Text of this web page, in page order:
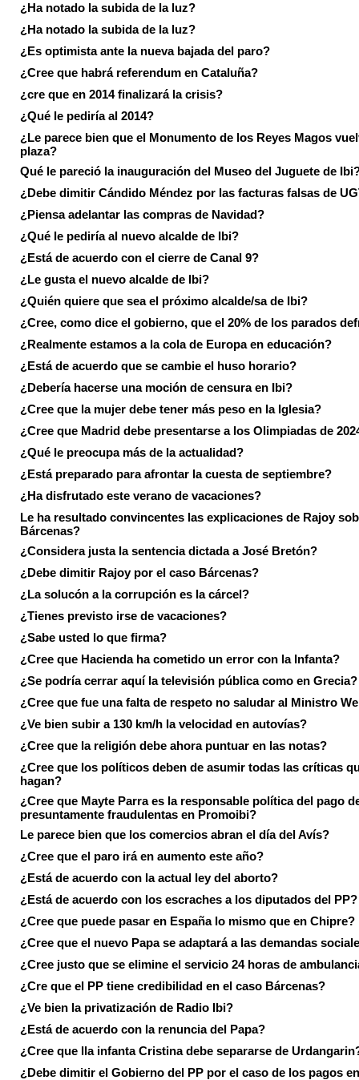
¿Ha notado la subida de la luz?
¿Ha notado la subida de la luz?
¿Es optimista ante la nueva bajada del paro?
¿Cree que habrá referendum en Cataluña?
¿cre que en 2014 finalizará la crisis?
¿Qué le pediría al 2014?
¿Le parece bien que el Monumento de los Reyes Magos
plaza?
Qué le pareció la inauguración del Museo del Juguete de
¿Debe dimitir Cándido Méndez por las facturas falsas de
¿Piensa adelantar las compras de Navidad?
¿Qué le pediría al nuevo alcalde de Ibi?
¿Está de acuerdo con el cierre de Canal 9?
¿Le gusta el nuevo alcalde de Ibi?
¿Quién quiere que sea el próximo alcalde/sa de Ibi?
¿Cree, como dice el gobierno, que el 20% de los parados
¿Realmente estamos a la cola de Europa en educación?
¿Está de acuerdo que se cambie el huso horario?
¿Debería hacerse una moción de censura en Ibi?
¿Cree que la mujer debe tener más peso en la Iglesia?
¿Cree que Madrid debe presentarse a los Olimpiadas de
¿Qué le preocupa más de la actualidad?
¿Está preparado para afrontar la cuesta de septiembre?
¿Ha disfrutado este verano de vacaciones?
Le ha resultado convincentes las explicaciones de Rajoy
Bárcenas?
¿Considera justa la sentencia dictada a José Bretón?
¿Debe dimitir Rajoy por el caso Bárcenas?
¿La solucón a la corrupción es la cárcel?
¿Tienes previsto irse de vacaciones?
¿Sabe usted lo que firma?
¿Cree que Hacienda ha cometido un error con la Infanta?
¿Se podría cerrar aquí la televisión pública como en Grecia?
¿Cree que fue una falta de respeto no saludar al Ministro
¿Ve bien subir a 130 km/h la velocidad en autovías?
¿Cree que la religión debe ahora puntuar en las notas?
¿Cree que los políticos deben de asumir todas las críticas
hagan?
¿Cree que Mayte Parra es la responsable política del pago
presuntamente fraudulentas en Promoibi?
Le parece bien que los comercios abran el día del Avís?
¿Cree que el paro irá en aumento este año?
¿Está de acuerdo con la actual ley del aborto?
¿Está de acuerdo con los escraches a los diputados del PP?
¿Cree que puede pasar en España lo mismo que en Chipre?
¿Cree que el nuevo Papa se adaptará a las demandas
¿Cree justo que se elimine el servicio 24 horas de
¿Cre que el PP tiene credibilidad en el caso Bárcenas?
¿Ve bien la privatización de Radio Ibi?
¿Está de acuerdo con la renuncia del Papa?
¿Cree que lla infanta Cristina debe separarse de
¿Debe dimitir el Gobierno del PP por el caso de los pagos